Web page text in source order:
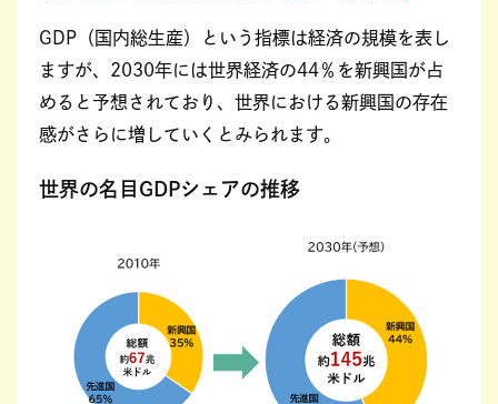
GDP（国内総生産）という指標は経済の規模を表し
ますが、2030年には世界経済の44％を新興国が占
めると予想されており、世界における新興国の存在
感がさらに増していくとみられます。
世界の名目GDPシェアの推移